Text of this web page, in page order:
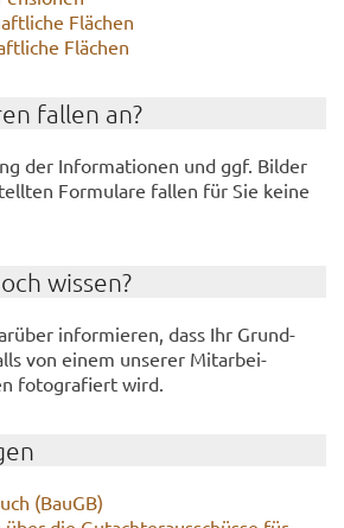
Flä­chen
Flä­chen
fal­len an?
der In­for­ma­tio­nen und ggf. Bil­der
For­mu­la­re fal­len für Sie keine
wis­sen?
in­for­mie­ren, dass Ihr Grund­
von einem un­se­rer Mit­ar­bei­
fo­to­gra­fiert wird.
(BauGB)